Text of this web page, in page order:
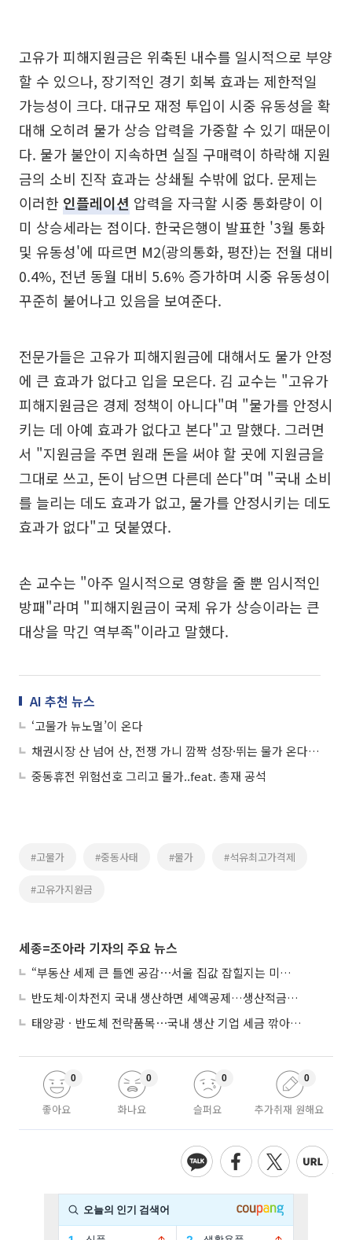
고유가 피해지원금은 위축된 내수를 일시적으로 부양
할 수 있으나, 장기적인 경기 회복 효과는 제한적일
가능성이 크다. 대규모 재정 투입이 시중 유동성을 확
대해 오히려 물가 상승 압력을 가중할 수 있기 때문이
다. 물가 불안이 지속하면 실질 구매력이 하락해 지원
금의 소비 진작 효과는 상쇄될 수밖에 없다. 문제는
이러한 인플레이션 압력을 자극할 시중 통화량이 이
미 상승세라는 점이다. 한국은행이 발표한 '3월 통화
및 유동성'에 따르면 M2(광의통화, 평잔)는 전월 대비
0.4%, 전년 동월 대비 5.6% 증가하며 시중 유동성이
꾸준히 불어나고 있음을 보여준다.
전문가들은 고유가 피해지원금에 대해서도 물가 안정
에 큰 효과가 없다고 입을 모은다. 김 교수는 "고유가
피해지원금은 경제 정책이 아니다"며 "물가를 안정시
키는 데 아예 효과가 없다고 본다"고 말했다. 그러면
서 "지원금을 주면 원래 돈을 써야 할 곳에 지원금을
그대로 쓰고, 돈이 남으면 다른데 쓴다"며 "국내 소비
를 늘리는 데도 효과가 없고, 물가를 안정시키는 데도
효과가 없다"고 덧붙였다.
손 교수는 "아주 일시적으로 영향을 줄 뿐 임시적인
방패"라며 "피해지원금이 국제 유가 상승이라는 큰
대상을 막긴 역부족"이라고 말했다.
AI 추천 뉴스
‘고물가 뉴노멀’이 온다
채권시장 산 넘어 산, 전쟁 가니 깜짝 성장·뛰는 물가 온다 ①
중동휴전 위험선호 그리고 물가..feat. 총재 공석
#고물가 #중동사태 #물가 #석유최고가격제
#고유가지원금
세종=조아라 기자의 주요 뉴스
“부동산 세제 큰 틀엔 공감⋯서울 집값 잡힐지는 미지수”
반도체·이차전지 국내 생산하면 세액공제…생산적금융 ISA 신설
태양광ㆍ반도체 전략품목⋯국내 생산 기업 세금 깎아준다
좋아요
0
화나요
0
슬퍼요
0
추가취재 원해요
0